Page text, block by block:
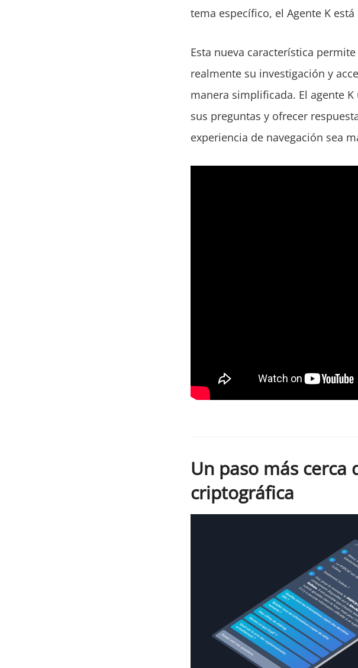
tema específico, el Agente K
Esta nueva característica
realmente su investigación y
manera simplificada. El agente
sus preguntas y ofrecer
experiencia de navegación sea
Un paso más
criptográfica